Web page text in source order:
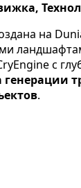
на
с
генерации
.